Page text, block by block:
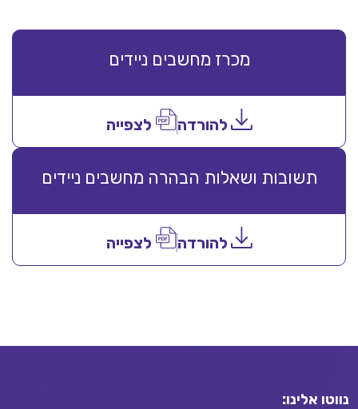
מכרז מחשבים ניידים
להורדה לצפייה
תשובות ושאלות הבהרה מחשבים ניידים
להורדה לצפייה
נווטו אלינו: